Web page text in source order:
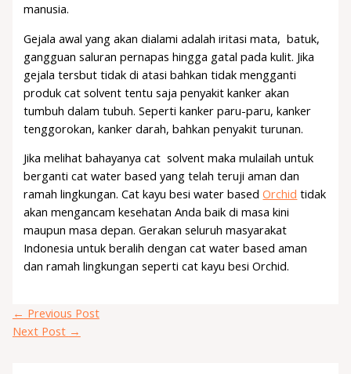
manusia.
Gejala awal yang akan dialami adalah iritasi mata, batuk,
gangguan saluran pernapas hingga gatal pada kulit. Jika
gejala tersbut tidak di atasi bahkan tidak mengganti
produk cat solvent tentu saja penyakit kanker akan
tumbuh dalam tubuh. Seperti kanker paru-paru, kanker
tenggorokan, kanker darah, bahkan penyakit turunan.
Jika melihat bahayanya cat solvent maka mulailah untuk
berganti cat water based yang telah teruji aman dan
ramah lingkungan. Cat kayu besi water basedOrchid tidak
akan mengancam kesehatan Anda baik di masa kini
maupun masa depan. Gerakan seluruh masyarakat
Indonesia untuk beralih dengan cat water based aman
dan ramah lingkungan seperti cat kayu besi Orchid.
← Previous Post
Next Post →